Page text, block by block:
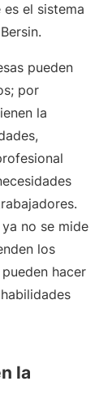
el sistema
pueden
por
la
no se mide
los
hacer
la